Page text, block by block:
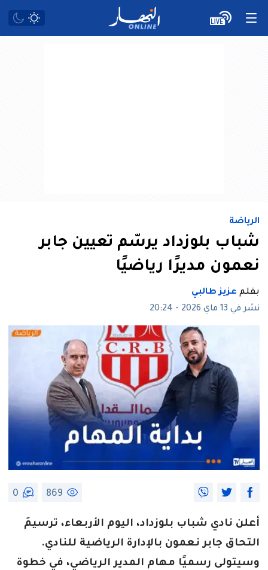
الرياضة
شباب بلوزداد يرسّم تعيين جابر
نعمون مديرًا رياضيًا
بقلم عزيز طالبي
نشر في 13 ماي 2026 - 20:24
869
0
أعلن نادي شباب بلوزداد، اليوم الأربعاء، ترسيمَ
التحاق جابر نعمون بالإدارة الرياضية للنادي.
وسيتولى رسميًا مهام المدير الرياضي، في خطوة